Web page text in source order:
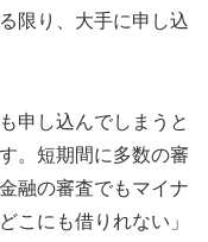
限り、大手に申し込
申し込んでしまうと
。短期間に多数の審
融の審査でもマイナ
こにも借りれない」